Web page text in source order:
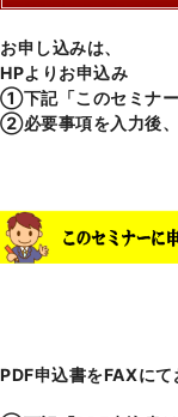
お申し込みは、
HPよりお申込み
①下記「このセミナ
②必要事項を入力後
PDF申込書をFAXにて